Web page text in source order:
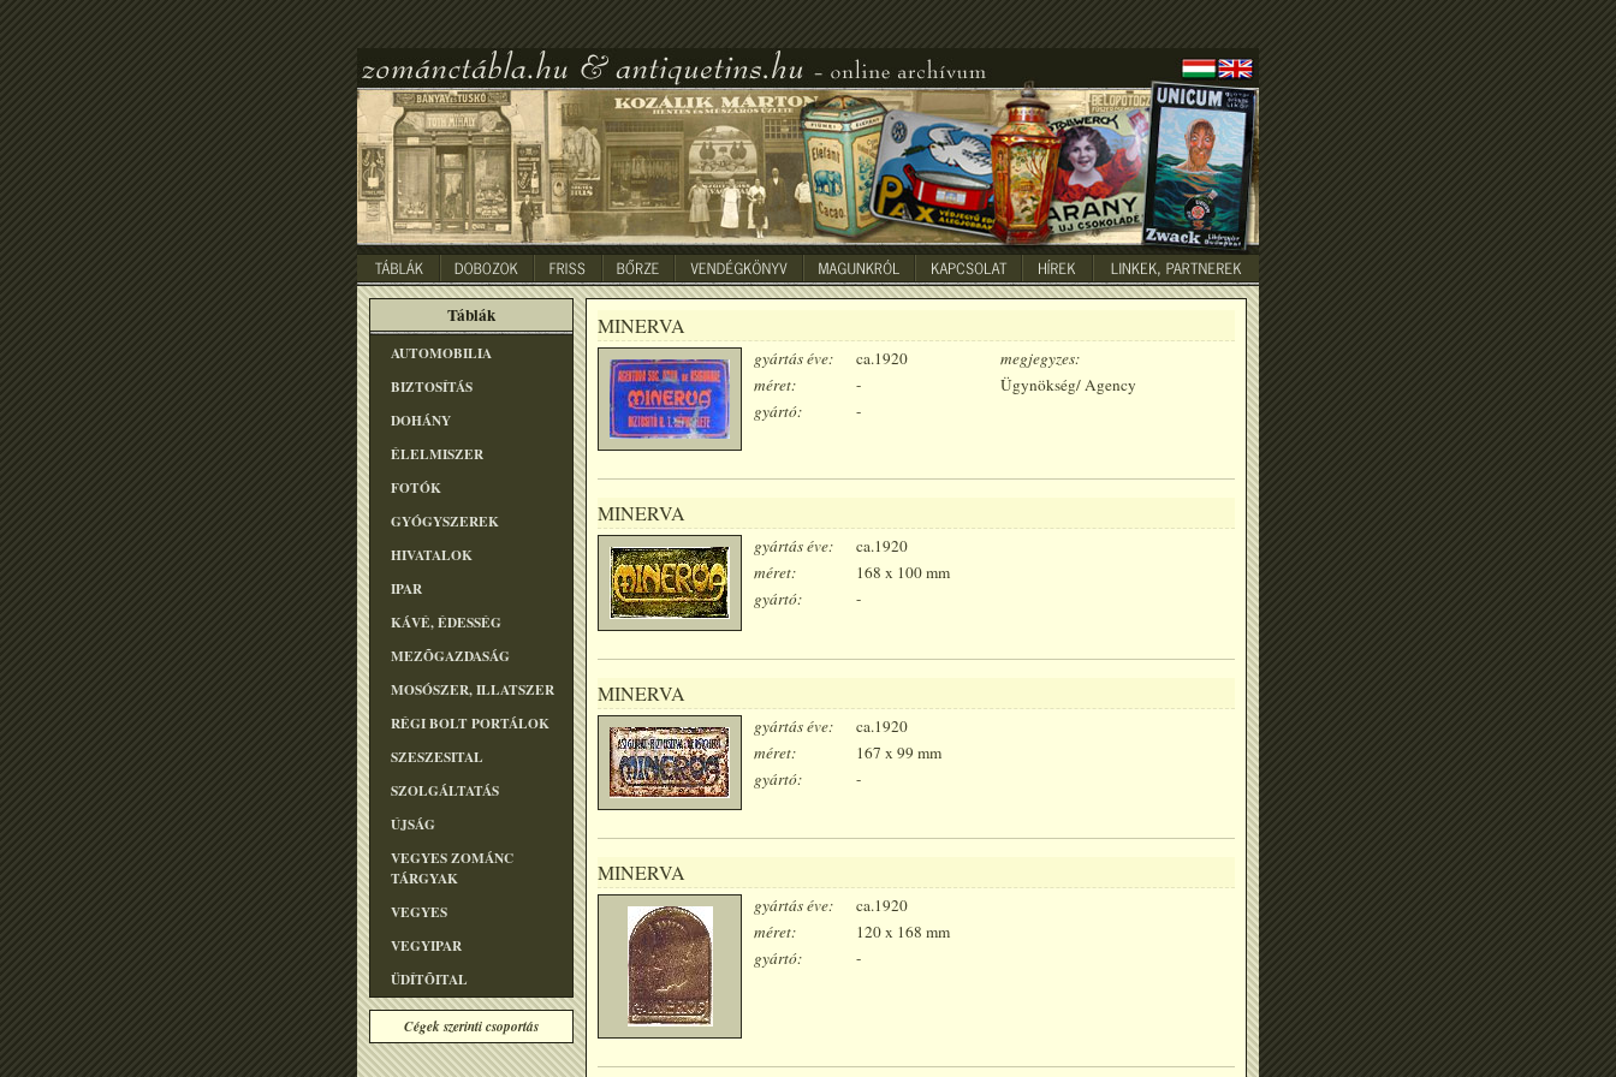
Táblák
AUTOMOBILIA
BIZTOSÍTÁS
DOHÁNY
ÉLELMISZER
FOTÓK
GYÓGYSZEREK
HIVATALOK
IPAR
KÁVÉ, ÉDESSÉG
MEZÕGAZDASÁG
MOSÓSZER, ILLATSZER
RÉGI BOLT PORTÁLOK
SZESZESITAL
SZOLGÁLTATÁS
ÚJSÁG
VEGYES ZOMÁNC
TÁRGYAK
VEGYES
VEGYIPAR
ÜDÍTÕITAL
Cégek szerinti csoportás
MINERVA
gyártás éve:
ca.1920
méret:
-
gyártó:
-
megjegyzes:
Ügynökség/ Agency
MINERVA
gyártás éve:
ca.1920
méret:
168 x 100 mm
gyártó:
-
MINERVA
gyártás éve:
ca.1920
méret:
167 x 99 mm
gyártó:
-
MINERVA
gyártás éve:
ca.1920
méret:
120 x 168 mm
gyártó:
-